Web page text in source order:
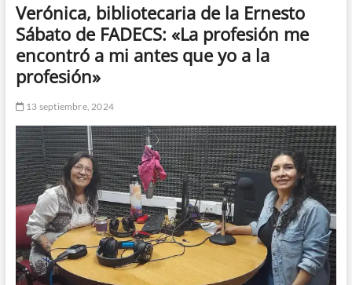
Verónica, bibliotecaria de la Ernesto
Sábato de FADECS: «La profesión me
encontró a mi antes que yo a la
profesión»
13 septiembre, 2024